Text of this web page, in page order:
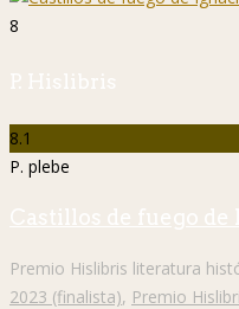
8
P. Hislibris
8.1
P. plebe
Castillos de fuego
Premio Hislibris literatura
2023 (finalista), Premio